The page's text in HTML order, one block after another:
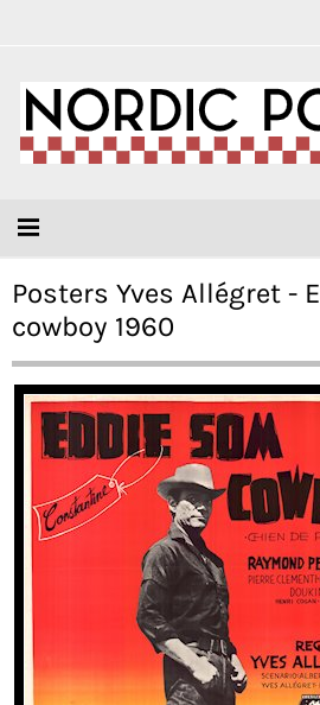
Posters Yves Allégret -
cowboy 1960